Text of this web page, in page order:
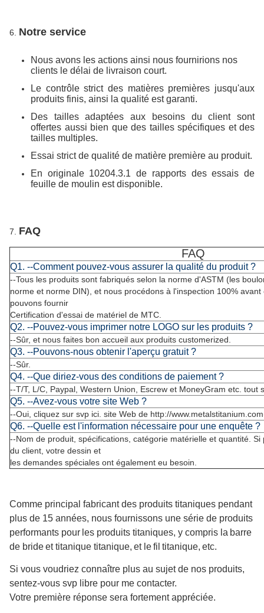
6. Notre service
Nous avons les actions ainsi nous fournirions nos
clients le délai de livraison court.
Le contrôle strict des matières premières jusqu'aux
produits finis, ainsi la qualité est garanti.
Des tailles adaptées aux besoins du client sont
offertes aussi bien que des tailles spécifiques et des
tailles multiples.
Essai strict de qualité de matière première au produit.
En originale 10204.3.1 de rapports des essais de
feuille de moulin est disponible.
7. FAQ
FAQ
Q1. --Comment pouvez-vous assurer la qualité du produit ?
--Tous les produits sont fabriqués selon la norme d'ASTM (les
norme et norme DIN), et nous procédons à l'inspection 100%
pouvons fournir
Certification d'essai de matériel de MTC.
Q2. --Pouvez-vous imprimer notre LOGO sur les produits ?
--Sûr, et nous faites bon accueil aux produits customerized.
Q3. --Pouvons-nous obtenir l'aperçu gratuit ?
--Sûr.
Q4. --Que diriez-vous des conditions de paiement ?
--T/T, L/C, Paypal, Western Union, Escrew et MoneyGram etc. tout
Q5. --Avez-vous votre site Web ?
--Oui, cliquez sur svp ici. site Web de http://
Q6. --Quelle est l'information nécessaire pour une enquête ?
--Nom de produit, spécifications, catégorie matérielle et quantité.
du client, votre dessin et
les demandes spéciales ont également eu besoin.
Comme principal fabricant des produits titaniques pendant
plus de 15 années, nous fournissons une série de produits
performants pour les produits titaniques, y compris la barre
de brideet titanique titanique, et lefil titanique, etc.
Si vous voudriez connaître plus au sujet de nos produits,
sentez-vous svp libre pour me contacter.
Votre première réponse sera fortement appréciée.